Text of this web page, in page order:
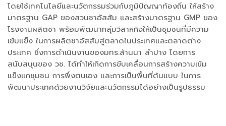
โดยใช้เทคโนโลยีและนวัตกรรมร่วมกับภูมิปัญญาท้องถิ่น ให้สร้าง
มาตรฐาน GAP ของสวนชาอัสสัม และสร้างมาตรฐาน GMP ของ
โรงงานผลิตชา พร้อมพัฒนากลุ่มวิสาหกิจให้เป็นชุมชนที่มีความ
เข้มแข็ง ในการผลิตชาอัสสัมสู่ตลาดในประเทศและตลาดต่าง
ประเทศ ซึ่งการดำเนินงานของมทร.ล้านนา ลำปาง โดยการ
สนับสนุนของ วช. ได้ทำให้เกิดการขับเคลื่อนการสร้างความเข้ม
แข็งแกชุมชน การพึ่งตนเอง และการเป็นพื้นที่ต้นแบบ ในการ
พัฒนาประเทศด้วยงานวิจัยและนวัตกรรมได้อย่างเป็นรูปธรรม